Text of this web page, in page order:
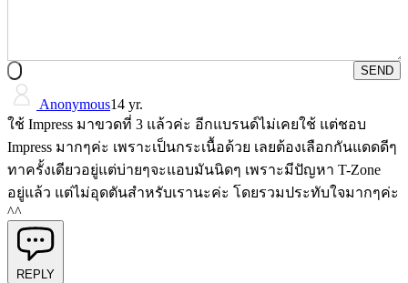
SEND
Anonymous14 yr.
ใช้ Impress มาขวดที่ 3 แล้วค่ะ อีกแบรนด์ไม่เคยใช้ แต่ชอบ
Impress มากๆค่ะ เพราะเป็นกระเนื้อด้วย เลยต้องเลือกกันแดดดีๆ
ทาครั้งเดียวอยู่แต่บ่ายๆจะแอบมันนิดๆ เพราะมีปัญหา T-Zone
อยู่แล้ว แต่ไม่อุดตันสำหรับเรานะค่ะ โดยรวมประทับใจมากๆค่ะ
^^
REPLY